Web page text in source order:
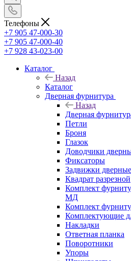
Телефоны
+7 905 47-000-30
+7 905 47-000-40
+7 928 43-023-00
Каталог
Назад
Каталог
Дверная фурнитура
Назад
Дверная
Петли
Броня
Глазок
Доводчики
Фиксаторы
Задвижки дверные
Квадрат разрезной
Комплект
МД
Комплект
Комплектующие
Накладки
Ответная планка
Поворотники
Упоры